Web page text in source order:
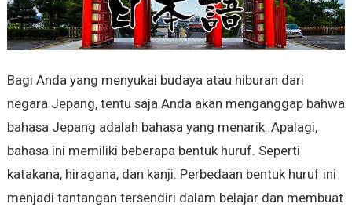
Bagi Anda yang menyukai budaya atau hiburan dari
negara Jepang, tentu saja Anda akan menganggap bahwa
bahasa Jepang adalah bahasa yang menarik. Apalagi,
bahasa ini memiliki beberapa bentuk huruf. Seperti
katakana, hiragana, dan kanji. Perbedaan bentuk huruf ini
menjadi tantangan tersendiri dalam belajar dan membuat